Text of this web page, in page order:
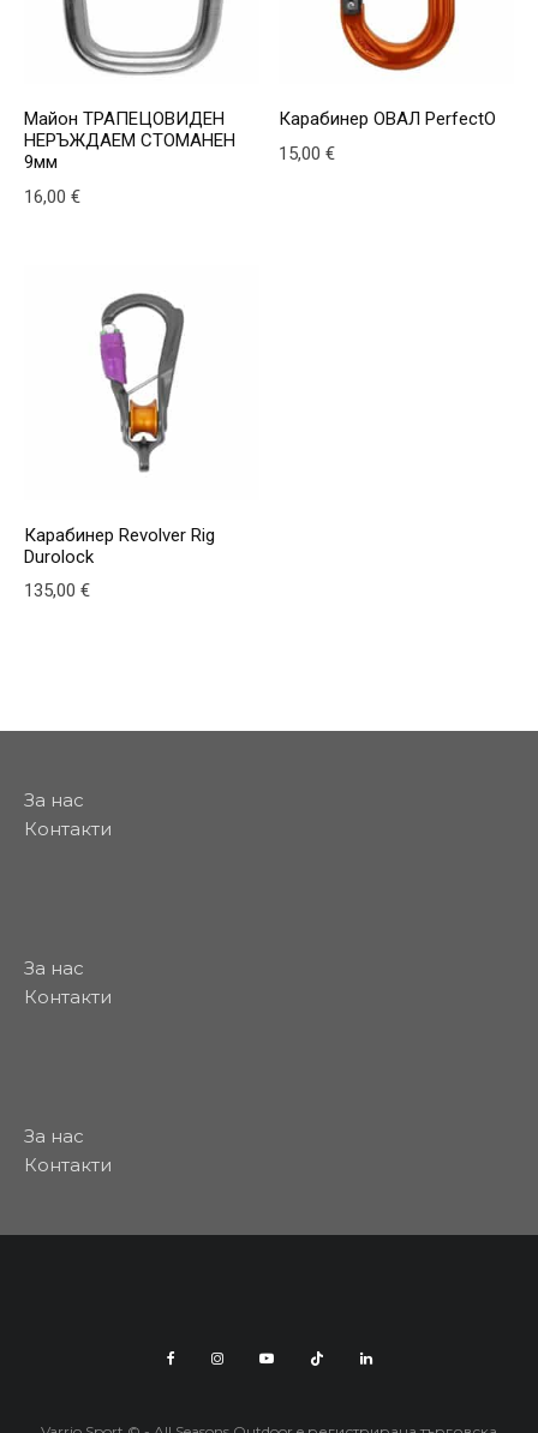
Майон ТРАПЕЦОВИДЕН
НЕРЪЖДАЕМ СТОМАНЕН
9мм
16,00 €
Карабинер ОВАЛ PerfectO
15,00€
Карабинер Revolver Rig
Durolock
135,00 €
За нас
Контакти
За нас
Контакти
За нас
Контакти